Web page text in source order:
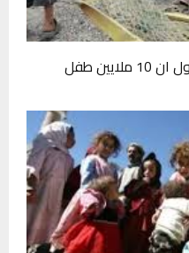
يونيسف: تدعو لوقف الحرب وتقول ان 10 ملايين طفل